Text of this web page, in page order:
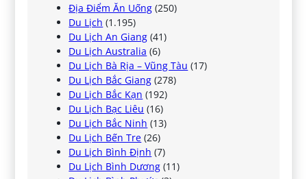
Địa Điểm Ăn Uống (250)
Du Lịch (1.195)
Du Lịch An Giang (41)
Du Lịch Australia (6)
Du Lịch Bà Rịa – Vũng Tàu (17)
Du Lịch Bắc Giang (278)
Du Lịch Bắc Kạn (192)
Du Lịch Bạc Liêu (16)
Du Lịch Bắc Ninh (13)
Du Lịch Bến Tre (26)
Du Lịch Bình Định (7)
Du Lịch Bình Dương (11)